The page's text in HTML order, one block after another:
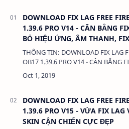
DOWNLOAD FIX LAG FREE
1.39.6 PRO V14 - CÂN BẰNG
BỎ HIỆU ỨNG, ÂM THANH,
THÔNG TIN: DOWNLOAD FIX LAG FREE FIRE
OB17 1.39.6 PRO V14 - CÂN BẰNG
BỎ HIỆU ỨNG, ÂM THANH, FIX LỖI VẶT
DOWNLOAD FIX LAG FREE
1.39.6 PRO V15 - VỪA FIX LAG
SKIN CẬN CHIẾN CỰC ĐẸP